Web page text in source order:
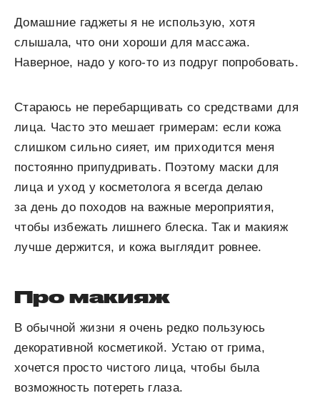
Домашние гаджеты я не использую, хотя
слышала, что они хороши для массажа.
Наверное, надо у кого-то из подруг попробовать.
Стараюсь не перебарщивать со средствами для
лица. Часто это мешает гримерам: если кожа
слишком сильно сияет, им приходится меня
постоянно припудривать. Поэтому маски для
лица и уход у косметолога я всегда делаю
за день до походов на важные мероприятия,
чтобы избежать лишнего блеска. Так и макияж
лучше держится, и кожа выглядит ровнее.
Про макияж
В обычной жизни я очень редко пользуюсь
декоративной косметикой. Устаю от грима,
хочется просто чистого лица, чтобы была
возможность потереть глаза.